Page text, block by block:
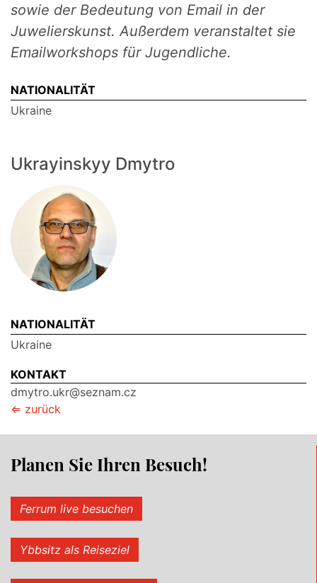
sowie der Bedeutung von Email in der
Juwelierskunst. Außerdem veranstaltet sie
Emailworkshops für Jugendliche.
NATIONALITÄT
Ukraine
Ukrayinskyy Dmytro
NATIONALITÄT
Ukraine
KONTAKT
dmytro.ukr@seznam.cz
⇐ zurück
Planen Sie Ihren Besuch!
Ferrum live besuchen
Ybbsitz als Reiseziel